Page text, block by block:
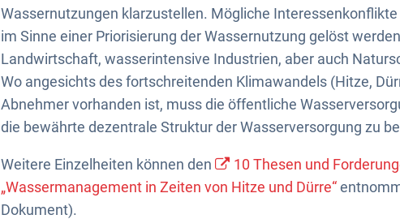
Wassernutzungen klarzustellen. Mögliche
im Sinne einer Priorisierung der Wassernutzung gelöst
Landwirtschaft, wasserintensive Industrien, aber auch
Wo angesichts des fortschreitenden Klimawandels (Hitze,
Abnehmer vorhanden ist, muss die öffentliche
die bewährte dezentrale Struktur der Wasserversorgung zu
Weitere Einzelheiten können den
10 Thesen und
„Wassermanagement in Zeiten von Hitze und Dürre“
Dokument).